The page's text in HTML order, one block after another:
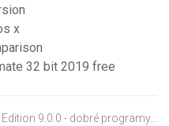
x
32 bit 2019 free
9.0.0 - dobré programy…